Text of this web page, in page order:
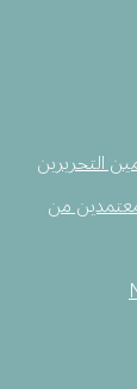
التحريرين
من